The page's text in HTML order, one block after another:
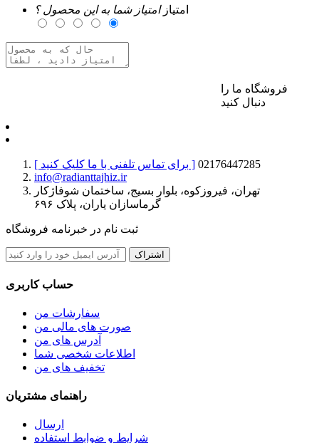
امتیازامتیاز شما به این محصول ؟
فروشگاه ما را
دنبال کنید
[ برای تماس تلفنی با ما کلیک کنید ] 02176447285
info@radianttajhiz.ir
تهران، فیروزکوه، بلوار بسیج، ساختمان شوفاژکار
گرماسازان یاران، پلاک ۶۹۶
ثبت نام در خبرنامه فروشگاه
اشتراک
حساب کاربری
سفارشات من
صورت های مالی من
آدرس های من
اطلاعات شخصی شما
تخفیف های من
راهنمای مشتریان
ارسال
شرایط و ضوابط استفاده